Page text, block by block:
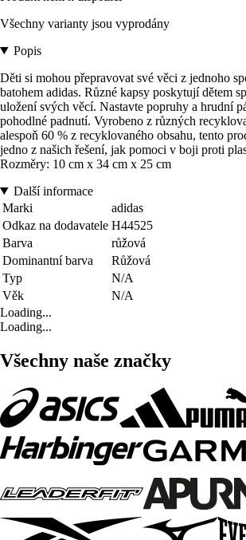
Všechny varianty jsou vyprodány
Popis
Děti si mohou přepravovat své věci z jednoho
batohem adidas. Různé kapsy poskytují dětem
uložení svých věcí. Nastavte popruhy a hrudní
pohodlné padnutí. Vyrobeno z různých
alespoň 60 % z recyklovaného obsahu, tento
jedno z našich řešení, jak pomoci v boji proti
Rozměry: 10 cm x 34 cm x 25 cm
Další informace
Marki
adidas
Odkaz na dodavatele H44525
Barva
růžová
Dominantní barva
Růžová
Typ
N/A
Věk
N/A
Loading...
Loading...
Všechny naše značky